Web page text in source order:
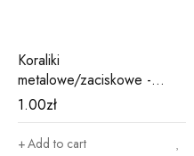
Koraliki
metalowe/zaciskowe -
srebrne M10
1.00zł
Add to cart